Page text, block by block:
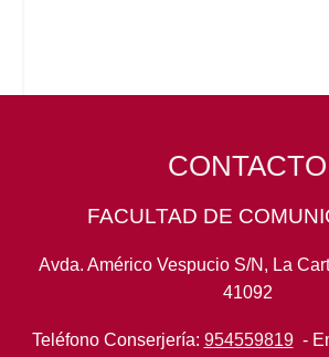
CONTACTO
FACULTAD DE
Avda. Américo Vespucio S/N, La
41092
Teléfono Conserjería: 954559819-